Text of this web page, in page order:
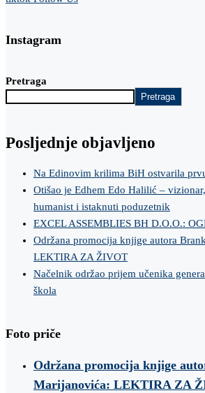
Instagram
Pretraga
Pretraga
Posljednje objavljeno
Na Edinovim krilima BiH ostvarila
Otišao je Edhem Edo Halilić –
humanist i istaknuti poduzetnik
EXCEL ASSEMBLIES BH D.O.O.:
Održana promocija knjige autora
LEKTIRA ZA ŽIVOT
Načelnik održao prijem učenika
škola
Foto priče
Održana promocija knjige
Marijanovića: LEKTIRA ZA